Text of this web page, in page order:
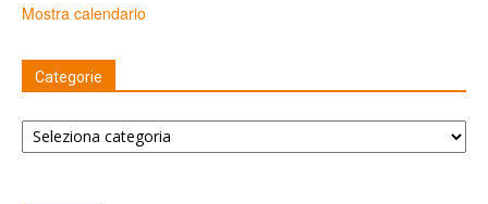
Mostra calendario
Categorie
Categorie